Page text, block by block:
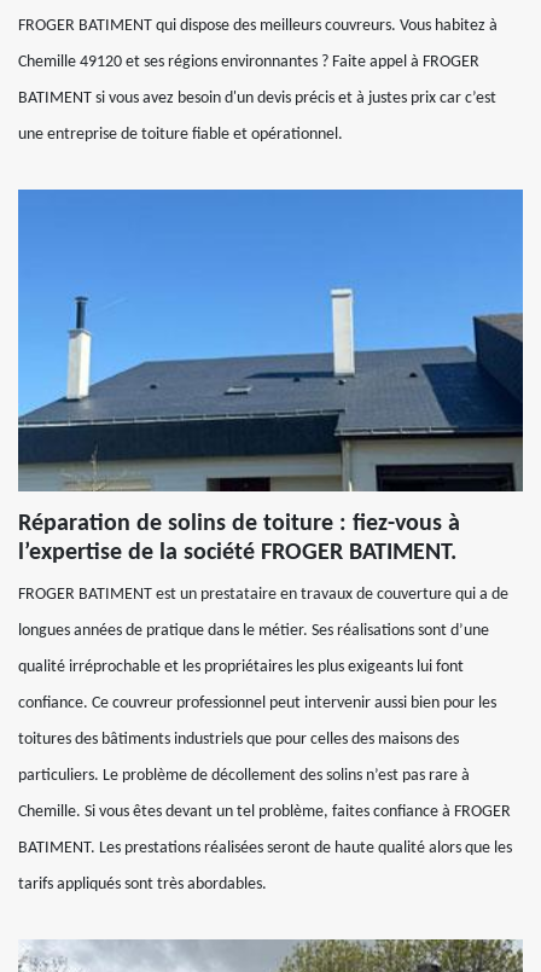
FROGER BATIMENT qui dispose des meilleurs couvreurs. Vous habitez à
Chemille 49120 et ses régions environnantes ? Faite appel à FROGER
BATIMENT si vous avez besoin d'un devis précis et à justes prix car c’est
une entreprise de toiture fiable et opérationnel.
Réparation de solins de toiture : fiez-vous à
l’expertise de la société FROGER BATIMENT.
FROGER BATIMENT est un prestataire en travaux de couverture qui a de
longues années de pratique dans le métier. Ses réalisations sont d’une
qualité irréprochable et les propriétaires les plus exigeants lui font
confiance. Ce couvreur professionnel peut intervenir aussi bien pour les
toitures des bâtiments industriels que pour celles des maisons des
particuliers. Le problème de décollement des solins n’est pas rare à
Chemille. Si vous êtes devant un tel problème, faites confiance à FROGER
BATIMENT. Les prestations réalisées seront de haute qualité alors que les
tarifs appliqués sont très abordables.